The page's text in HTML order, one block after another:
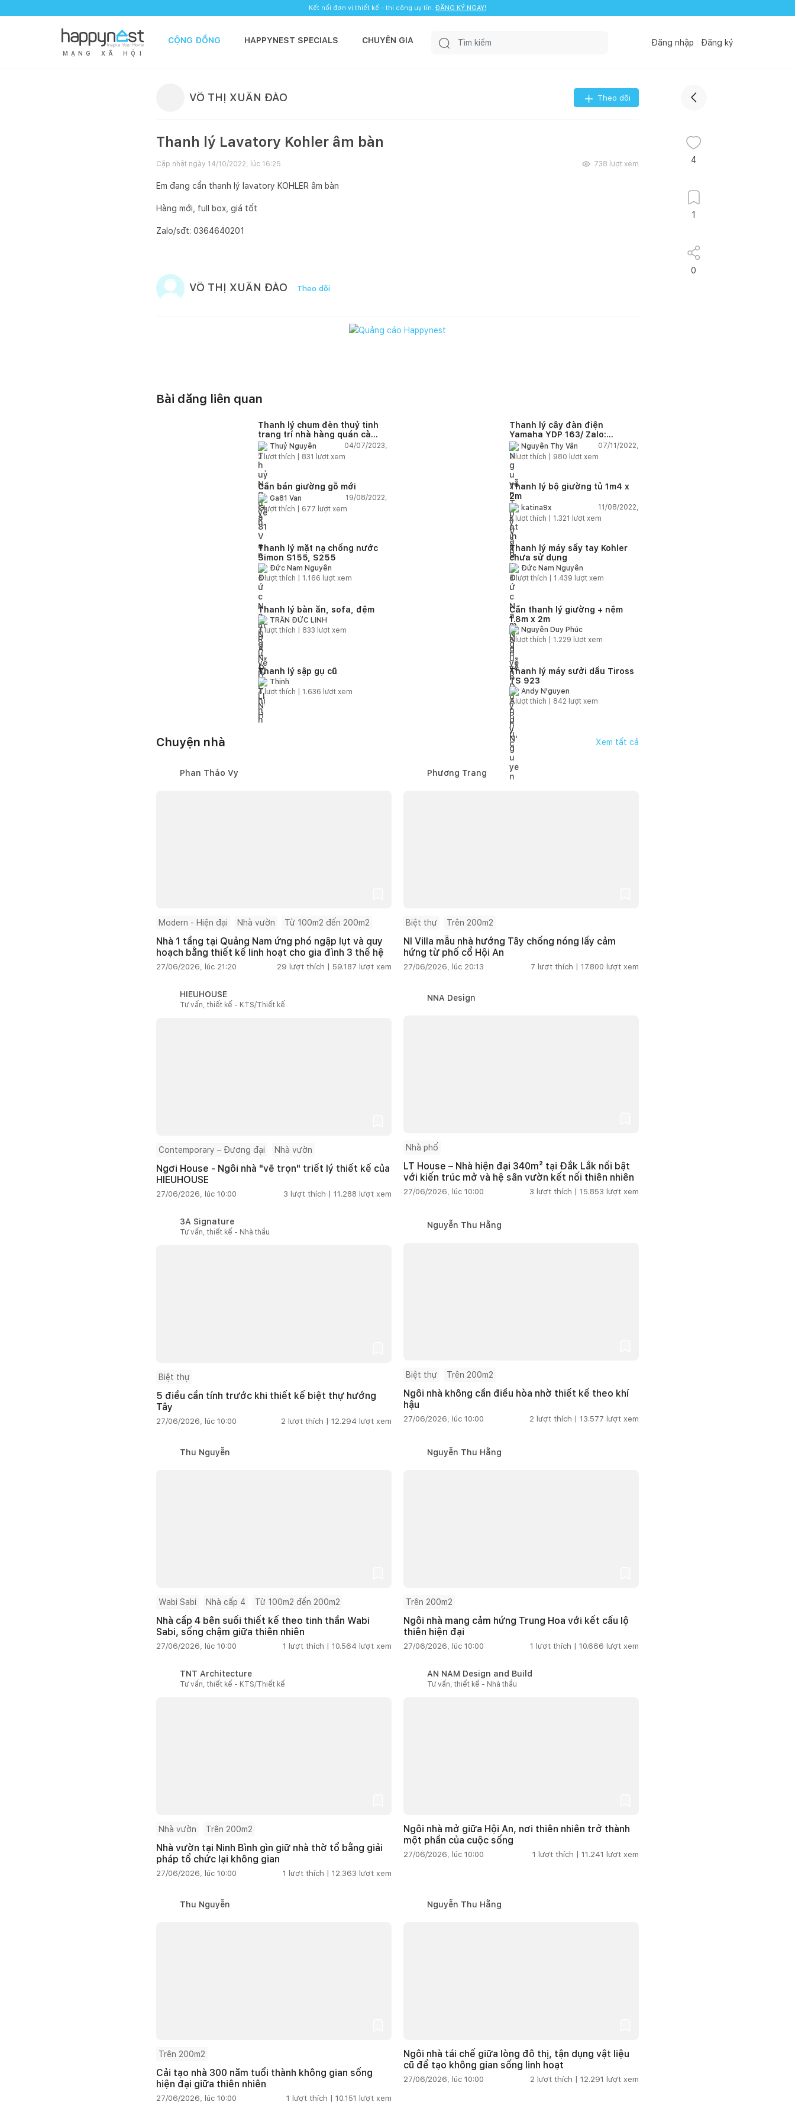
Kết nối đơn vị thiết kế - thi công uy tín. ĐĂNG KÝ NGAY!
M Ạ N G X Ã H Ộ I
CỘNG ĐỒNG HAPPYNEST SPECIALS CHUYÊN GIA Đăng nhập Đăng ký
VÕ THỊ XUÂN ĐÀO Theo dõi
Thanh lý Lavatory Kohler âm bàn
Cập nhật ngày 14/10/2022, lúc 16:25 738 lượt xem
Em đang cần thanh lý lavatory KOHLER âm bàn
Hàng mới, full box, giá tốt
Zalo/sđt: 0364640201
VÕ THỊ XUÂN ĐÀO Theo dõi
Bài đăng liên quan
Thanh lý chum đèn thuỷ tinh
trang trí nhà hàng quán cà
phêThuỷ Nguyễn
04/07/2023,
2 lượt thích | 831 lượt xem
Thanh lý cây đàn điện
Yamaha YDP 163/ Zalo:
0932009520
Nguyễn Thy Vân
07/11/2022,
2lượt thích | 980 lượt xem
Cần bán giường gỗ mới
Ga81 Van
19/08/2022,
3lượt thích | 677 lượt xem
Thanh lý bộ giường tủ 1m4 x
2m
katina9x
11/08/2022,
2lượt thích | 1.321 lượt xem
Thanh lý mặt nạ chống nước
Simon S155, S255
Đức Nam Nguyễn
4lượt thích | 1.166 lượt xem
Thanh lý máy sấy tay Kohler
chưa sử dụng
Đức Nam Nguyễn
4lượt thích | 1.439 lượt xem
Thanh lý bàn ăn, sofa, đệm
TRẦN ĐỨC LINH
4lượt thích | 833 lượt xem
Cần thanh lý giường + nệm
1.8m x 2m
Nguyễn Duy Phúc
3lượt thích | 1.229 lượt xem
Thanh lý sập gụ cũ
Thịnh
4lượt thích | 1.636 lượt xem
Thanh lý máy sưởi dầu Tiross
TS 923
Andy N'guyen
2lượt thích | 842 lượt xem
Chuyện nhà Xem tất cả
Phan Thảo Vy
Modern - Hiện đại Nhà vườn Từ 100m2 đến 200m2
Nhà 1 tầng tại Quảng Nam ứng phó ngập lụt và quy
hoạch bằng thiết kế linh hoạt cho gia đình 3 thế hệ
27/06/2026, lúc 21:20 29 lượt thích | 59.187 lượt xem
Phương Trang
Biệt thự Trên 200m2
NI Villa mẫu nhà hướng Tây chống nóng lấy cảm
hứng từ phố cổ Hội An
27/06/2026, lúc 20:13 7 lượt thích | 17.800 lượt xem
HIEUHOUSE
Tư vấn, thiết kế - KTS/Thiết kế
Contemporary – Đương đại Nhà vườn
Ngơi House - Ngôi nhà "vẽ trọn" triết lý thiết kế của
HIEUHOUSE
27/06/2026, lúc 10:00 3 lượt thích | 11.288 lượt xem
NNA Design
Nhà phố
LT House – Nhà hiện đại 340m² tại Đắk Lắk nổi bật
với kiến trúc mở và hệ sân vườn kết nối thiên nhiên
27/06/2026, lúc 10:00 3 lượt thích | 15.853 lượt xem
3A Signature
Tư vấn, thiết kế - Nhà thầu
Biệt thự
5 điều cần tính trước khi thiết kế biệt thự hướng
Tây
27/06/2026, lúc 10:00 2 lượt thích | 12.294 lượt xem
Nguyễn Thu Hằng
Biệt thự Trên 200m2
Ngôi nhà không cần điều hòa nhờ thiết kế theo khí
hậu
27/06/2026, lúc 10:00 2 lượt thích | 13.577 lượt xem
Thu Nguyễn
Wabi Sabi Nhà cấp 4 Từ 100m2 đến 200m2
Nhà cấp 4 bên suối thiết kế theo tinh thần Wabi
Sabi, sống chậm giữa thiên nhiên
27/06/2026, lúc 10:00 1 lượt thích | 10.564 lượt xem
Nguyễn Thu Hằng
Trên 200m2
Ngôi nhà mang cảm hứng Trung Hoa với kết cấu lộ
thiên hiện đại
27/06/2026, lúc 10:00 1 lượt thích | 10.666 lượt xem
TNT Architecture
Tư vấn, thiết kế - KTS/Thiết kế
Nhà vườn Trên 200m2
Nhà vườn tại Ninh Bình gìn giữ nhà thờ tổ bằng giải
pháp tổ chức lại không gian
27/06/2026, lúc 10:00 1 lượt thích | 12.363 lượt xem
AN NAM Design and Build
Tư vấn, thiết kế - Nhà thầu
Ngôi nhà mở giữa Hội An, nơi thiên nhiên trở thành
một phần của cuộc sống
27/06/2026, lúc 10:00 1 lượt thích | 11.241 lượt xem
Thu Nguyễn
Trên 200m2
Cải tạo nhà 300 năm tuổi thành không gian sống
hiện đại giữa thiên nhiên
27/06/2026, lúc 10:00 1 lượt thích | 10.151 lượt xem
Nguyễn Thu Hằng
Ngôi nhà tái chế giữa lòng đô thị, tận dụng vật liệu
cũ để tạo không gian sống linh hoạt
27/06/2026, lúc 10:00 2 lượt thích | 12.291 lượt xem
4
1
0